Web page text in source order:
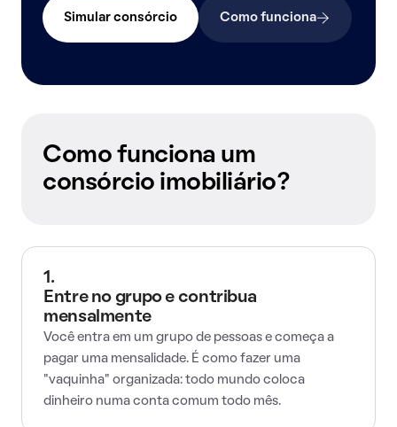
Simular consórcio Como funciona
Como funciona um
consórcio imobiliário?
1.
Entre no grupo e contribua
mensalmente
Você entra em um grupo de pessoas e começa a
pagar uma mensalidade. É como fazer uma
"vaquinha" organizada: todo mundo coloca
dinheiro numa conta comum todo mês.